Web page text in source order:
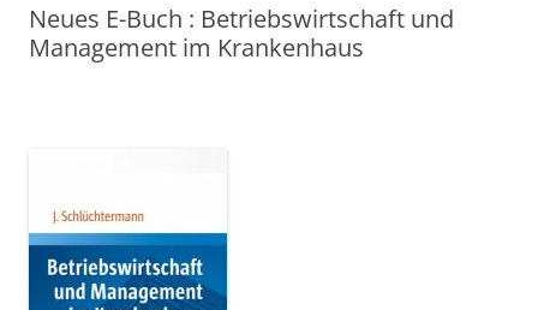
Neues E-Buch : Betriebswirtschaft und
Management im Krankenhaus